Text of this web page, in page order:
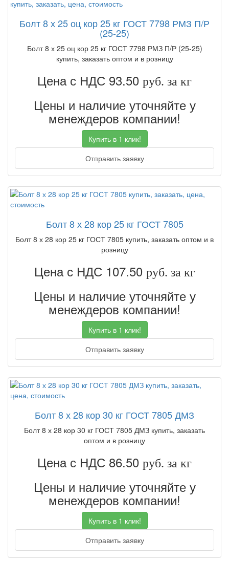
Болт 8 х 25 оц кор 25 кг ГОСТ 7798 РМЗ П/Р
(25-25)
Болт 8 х 25 оц кор 25 кг ГОСТ 7798 РМЗ П/Р (25-25)
купить, заказать оптом и в розницу
Цена с НДС 93.50 руб. за кг
Цены и наличие уточняйте у
менеждеров компании!
Купить в 1 клик!
Отправить заявку
Болт 8 х 28 кор 25 кг ГОСТ 7805
Болт 8 х 28 кор 25 кг ГОСТ 7805 купить, заказать оптом и в
розницу
Цена с НДС 107.50 руб. за кг
Цены и наличие уточняйте у
менеждеров компании!
Купить в 1 клик!
Отправить заявку
Болт 8 х 28 кор 30 кг ГОСТ 7805 ДМЗ
Болт 8 х 28 кор 30 кг ГОСТ 7805 ДМЗ купить, заказать
оптом и в розницу
Цена с НДС 86.50 руб. за кг
Цены и наличие уточняйте у
менеждеров компании!
Купить в 1 клик!
Отправить заявку